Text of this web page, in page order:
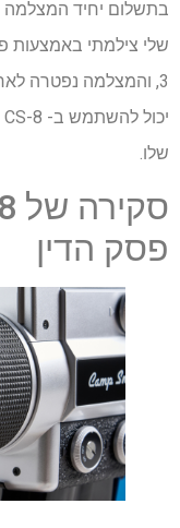
שלו.
פסק הדין